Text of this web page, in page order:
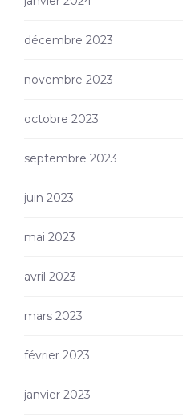
décembre 2023
novembre 2023
octobre 2023
septembre 2023
juin 2023
mai 2023
avril 2023
mars 2023
février 2023
janvier 2023